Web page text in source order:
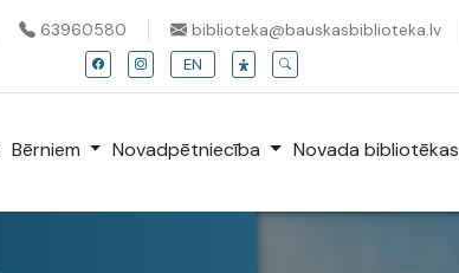
63960580 biblioteka@bauskasbiblioteka.lv
EN
Bērniem Novadpētniecība Novada bibliotēkas